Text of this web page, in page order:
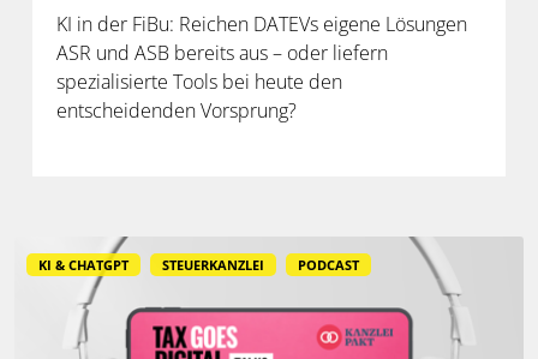
KI in der FiBu: Reichen DATEVs eigene Lösungen
ASR und ASB bereits aus – oder liefern
spezialisierte Tools bei heute den
entscheidenden Vorsprung?
KI & CHATGPT STEUERKANZLEI PODCAST